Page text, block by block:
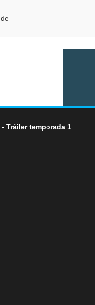
Tráiler temporada 1